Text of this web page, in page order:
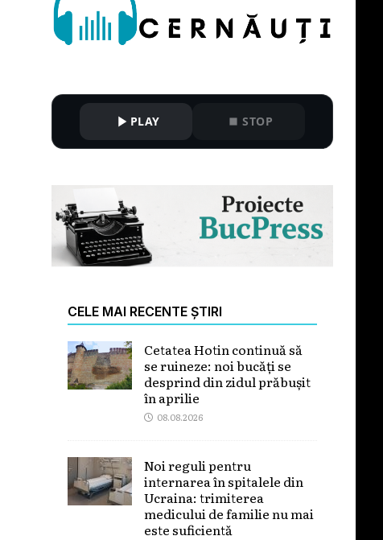
PLAY STOP
CELE MAI RECENTE ȘTIRI
Cetatea Hotin continuă să
se ruineze: noi bucăți se
desprind din zidul prăbușit
în aprilie
08.08.2026
Noi reguli pentru
internarea în spitalele din
Ucraina: trimiterea
medicului de familie nu mai
este suficientă